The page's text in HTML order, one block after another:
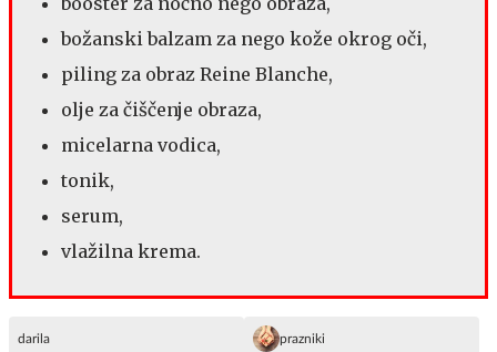
božanski balzam za nego kože okrog oči,
piling za obraz Reine Blanche,
olje za čiščenje obraza,
micelarna vodica,
tonik,
serum,
vlažilna krema.
darila prazniki